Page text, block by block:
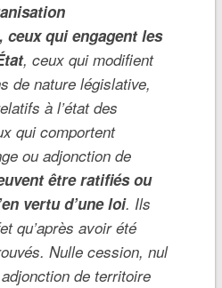
ceux qui engagent les
, ceux qui modifient
de nature législative,
à l’état des
qui comportent
ou adjonction de
être ratifiés ou
vertu d’une loi. Ils
qu’après avoir été
Nulle cession, nul
de territoire